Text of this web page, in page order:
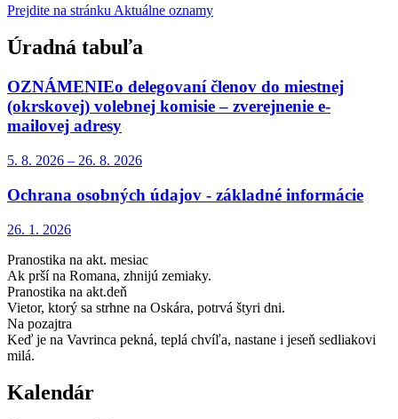
Prejdite na stránku Aktuálne oznamy
Úradná tabuľa
OZNÁMENIEo delegovaní členov do miestnej
(okrskovej) volebnej komisie – zverejnenie e-
mailovej adresy
5. 8. 2026 – 26. 8. 2026
Ochrana osobných údajov - základné informácie
26. 1. 2026
Pranostika na akt. mesiac
Ak prší na Romana, zhnijú zemiaky.
Pranostika na akt.deň
Vietor, ktorý sa strhne na Oskára, potrvá štyri dni.
Na pozajtra
Keď je na Vavrinca pekná, teplá chvíľa, nastane i jeseň sedliakovi
milá.
Kalendár